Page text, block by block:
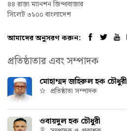
৪৪ রাজা ম্যানশন জিন্দাবাজার
সিলেট ৩১০০ বাংলাদেশ
আমাদের অনুসরণ করুন:
প্রতিষ্ঠাতার এবং সম্পাদক
মোহাম্মদ জহিরুল হক চৌধুরী
প্রতিষ্ঠাতা সম্পাদক
ওবায়দুল হক চৌধুরী